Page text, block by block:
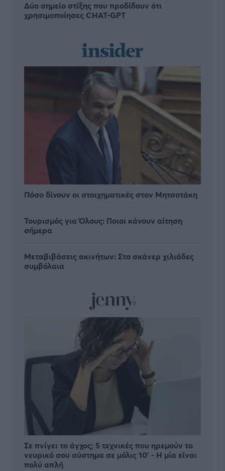
Δύο σημείο στίξης που προδίδουν ότι
χρησιμοποίησες CHAT-GPT
Πόσο δίνουν οι στοιχηματικές στον Μητσοτάκη
Τουρισμός για Όλους: Ποιοι κάνουν αίτηση
σήμερα
Μεταβιβάσεις ακινήτων: Στο σκάνερ χιλιάδες
συμβόλαια
Σε πνίγει το άγχος; 5 τεχνικές που ηρεμούν το
νευρικό σου σύστημα σε μόλις 10' - Η μία είναι
πολύ απλή